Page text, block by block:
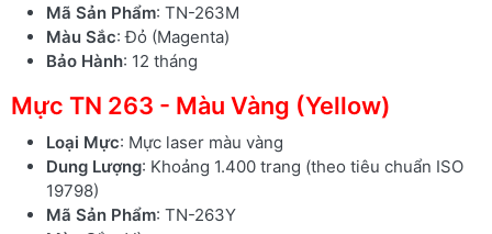
Mã Sản Phẩm: TN-263M
Màu Sắc: Đỏ (Magenta)
Bảo Hành: 12 tháng
Mực TN 263 - Màu Vàng (Yellow)
Loại Mực: Mực laser màu vàng
Dung Lượng: Khoảng 1.400 trang (theo tiêu chuẩn ISO
19798)
Mã Sản Phẩm: TN-263Y